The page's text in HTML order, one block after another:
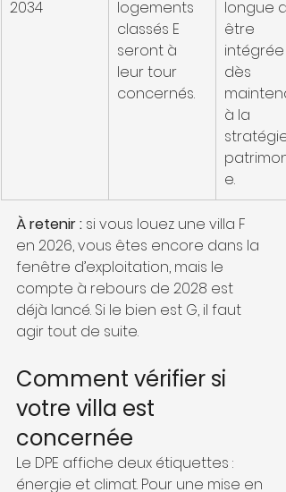
2034
logements
classés E
seront à
leur tour
concernés.
longue
être
intégrée
dès
à la
stratégie
e.
À retenir : si vous louez une villa F
en 2026, vous êtes encore dans la
fenêtre d’exploitation, mais le
compte à rebours de 2028 est
déjà lancé. Si le bien est G, il faut
agir tout de suite.
Comment vérifier si
votre villa est
concernée
Le DPE affiche deux étiquettes :
énergie et climat. Pour une mise en